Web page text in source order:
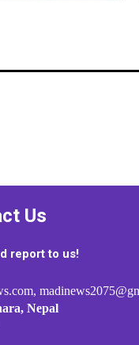
Us
report to us!
Nepal